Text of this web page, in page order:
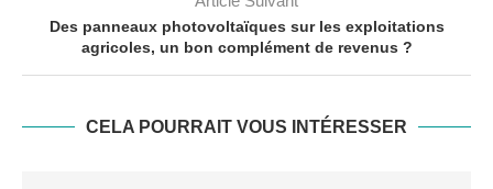
Des panneaux photovoltaïques sur les exploitations
agricoles, un bon complément de revenus ?
CELA POURRAIT VOUS INTÉRESSER